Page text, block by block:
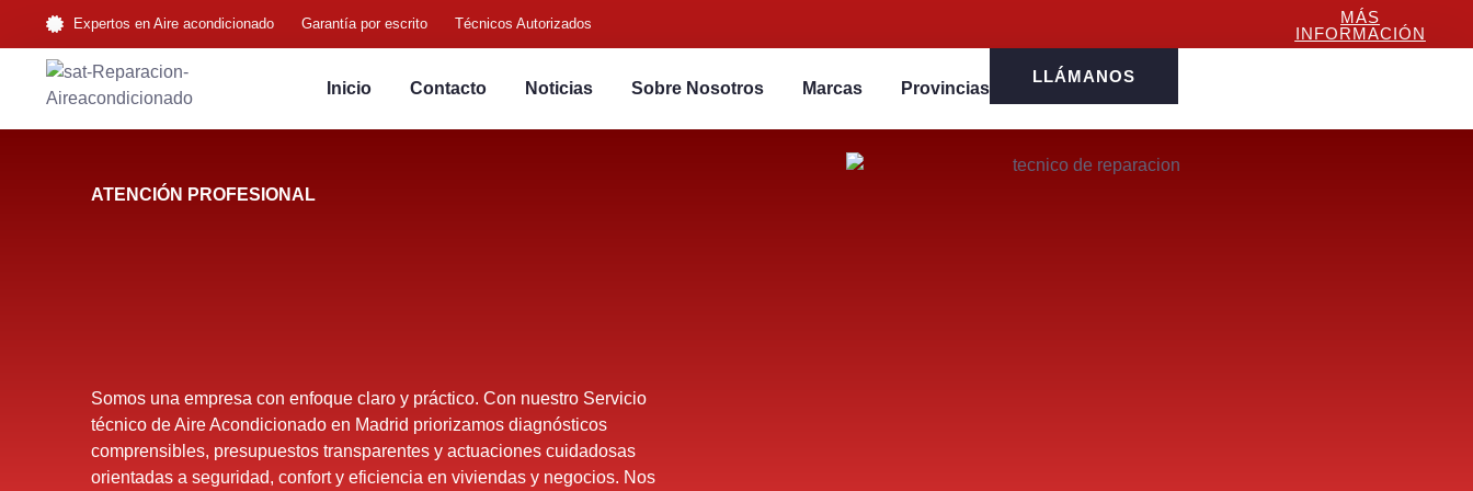
Expertos en Aire acondicionado Garantía por escrito Técnicos Autorizados
MÁS
INFORMACIÓN
Inicio Contacto Noticias Sobre Nosotros Marcas Provincias
LLÁMANOS
ATENCIÓN PROFESIONAL
Somos una empresa con enfoque claro y práctico. Con nuestro Servicio
técnico de Aire Acondicionado en Madrid priorizamos diagnósticos
comprensibles, presupuestos transparentes y actuaciones cuidadosas
orientadas a seguridad, confort y eficiencia en viviendas y negocios. Nos